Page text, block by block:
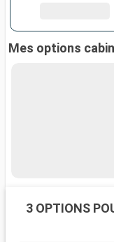
Mes options
3 OPTIONS